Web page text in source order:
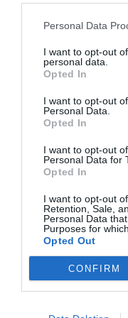
Personal Data
I want to opt-out
personal data.
Opted In
I want to opt-out
Personal Data.
Opted In
I want to opt-out
Personal Data for
Opted In
I want to opt-out
Retention, Sale,
Personal Data
Purposes for
Opted Out
CONFIRM
Argumentos
El desplante de
Felipe VI
Hispanidad